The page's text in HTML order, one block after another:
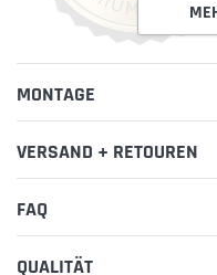
MONTAGE
VERSAND + RETOUREN
FAQ
QUALITÄT